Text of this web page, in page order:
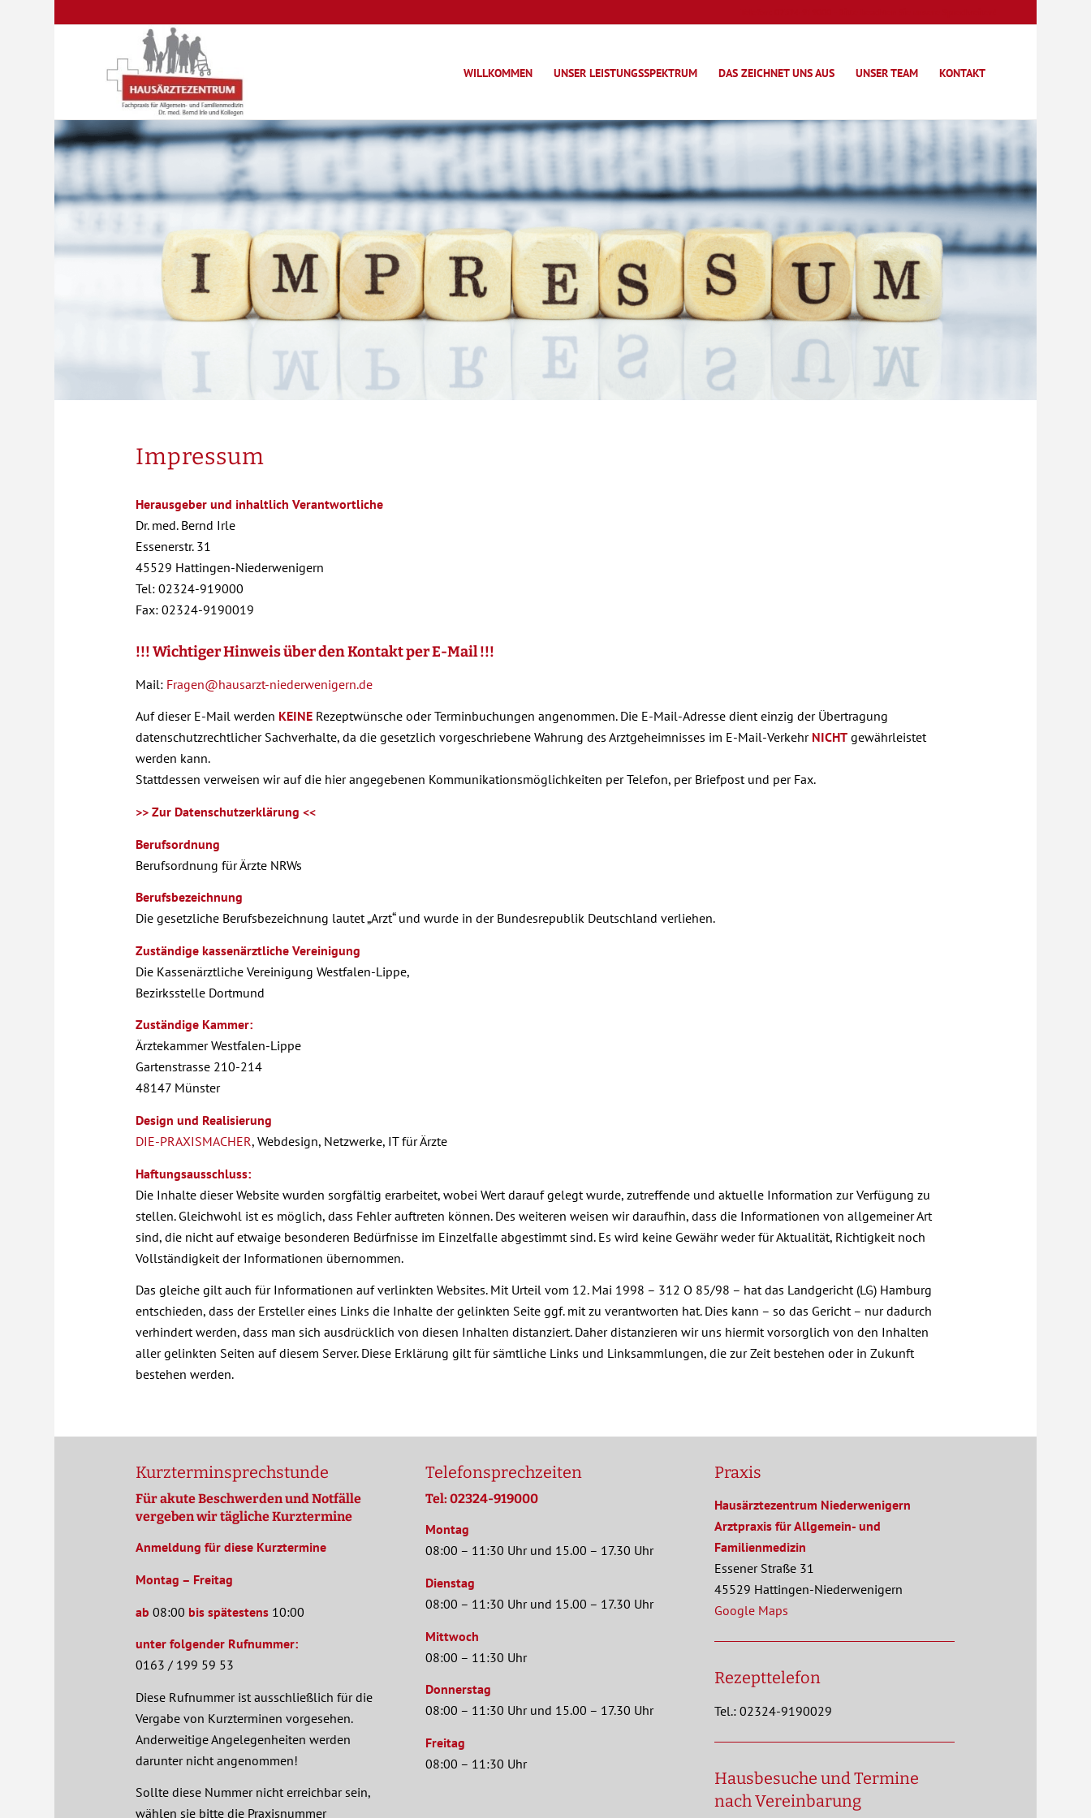
WILLKOMMEN UNSER LEISTUNGSSPEKTRUM DAS ZEICHNET UNS AUS UNSER TEAM KONTAKT
Impressum
Herausgeber und inhaltlich Verantwortliche
Dr. med. Bernd Irle
Essenerstr. 31
45529 Hattingen-Niederwenigern
Tel: 02324-919000
Fax: 02324-9190019
!!! Wichtiger Hinweis über den Kontakt per E-Mail !!!
Mail: Fragen@hausarzt-niederwenigern.de
Auf dieser E-Mail werden KEINE Rezeptwünsche oder Terminbuchungen angenommen. Die E-Mail-Adresse dient einzig der Übertragung
datenschutzrechtlicher Sachverhalte, da die gesetzlich vorgeschriebene Wahrung des Arztgeheimnisses im E-Mail-Verkehr NICHT gewährleistet
werden kann.
Stattdessen verweisen wir auf die hier angegebenen Kommunikationsmöglichkeiten per Telefon, per Briefpost und per Fax.
>> Zur Datenschutzerklärung <<
Berufsordnung
Berufsordnung für Ärzte NRWs
Berufsbezeichnung
Die gesetzliche Berufsbezeichnung lautet „Arzt“ und wurde in der Bundesrepublik Deutschland verliehen.
Zuständige kassenärztliche Vereinigung
Die Kassenärztliche Vereinigung Westfalen-Lippe,
Bezirksstelle Dortmund
Zuständige Kammer:
Ärztekammer Westfalen-Lippe
Gartenstrasse 210-214
48147 Münster
Design und Realisierung
DIE-PRAXISMACHER, Webdesign, Netzwerke, IT für Ärzte
Haftungsausschluss:
Die Inhalte dieser Website wurden sorgfältig erarbeitet, wobei Wert darauf gelegt wurde, zutreffende und aktuelle Information zur Verfügung zu
stellen. Gleichwohl ist es möglich, dass Fehler auftreten können. Des weiteren weisen wir daraufhin, dass die Informationen von allgemeiner Art
sind, die nicht auf etwaige besonderen Bedürfnisse im Einzelfalle abgestimmt sind. Es wird keine Gewähr weder für Aktualität, Richtigkeit noch
Vollständigkeit der Informationen übernommen.
Das gleiche gilt auch für Informationen auf verlinkten Websites. Mit Urteil vom 12. Mai 1998 – 312 O 85/98 – hat das Landgericht (LG) Hamburg
entschieden, dass der Ersteller eines Links die Inhalte der gelinkten Seite ggf. mit zu verantworten hat. Dies kann – so das Gericht – nur dadurch
verhindert werden, dass man sich ausdrücklich von diesen Inhalten distanziert. Daher distanzieren wir uns hiermit vorsorglich von den Inhalten
aller gelinkten Seiten auf diesem Server. Diese Erklärung gilt für sämtliche Links und Linksammlungen, die zur Zeit bestehen oder in Zukunft
bestehen werden.
Kurzterminsprechstunde
Für akute Beschwerden und Notfälle
vergeben wir tägliche Kurztermine
Anmeldung für diese Kurztermine
Montag – Freitag
ab 08:00 bis spätestens 10:00
unter folgender Rufnummer:
0163 / 199 59 53
Diese Rufnummer ist ausschließlich für die
Vergabe von Kurzterminen vorgesehen.
Anderweitige Angelegenheiten werden
darunter nicht angenommen!
Sollte diese Nummer nicht erreichbar sein,
wählen sie bitte die Praxisnummer
Telefonsprechzeiten
Tel: 02324-919000
Montag
08:00 – 11:30 Uhr und 15.00 – 17.30 Uhr
Dienstag
08:00 – 11:30 Uhr und 15.00 – 17.30 Uhr
Mittwoch
08:00 – 11:30 Uhr
Donnerstag
08:00 – 11:30 Uhr und 15.00 – 17.30 Uhr
Freitag
08:00 – 11:30 Uhr
Praxis
Hausärztezentrum Niederwenigern
Arztpraxis für Allgemein- und
Familienmedizin
Essener Straße 31
45529 Hattingen-Niederwenigern
Google Maps
Rezepttelefon
Tel.: 02324-9190029
Hausbesuche und Termine
nach Vereinbarung